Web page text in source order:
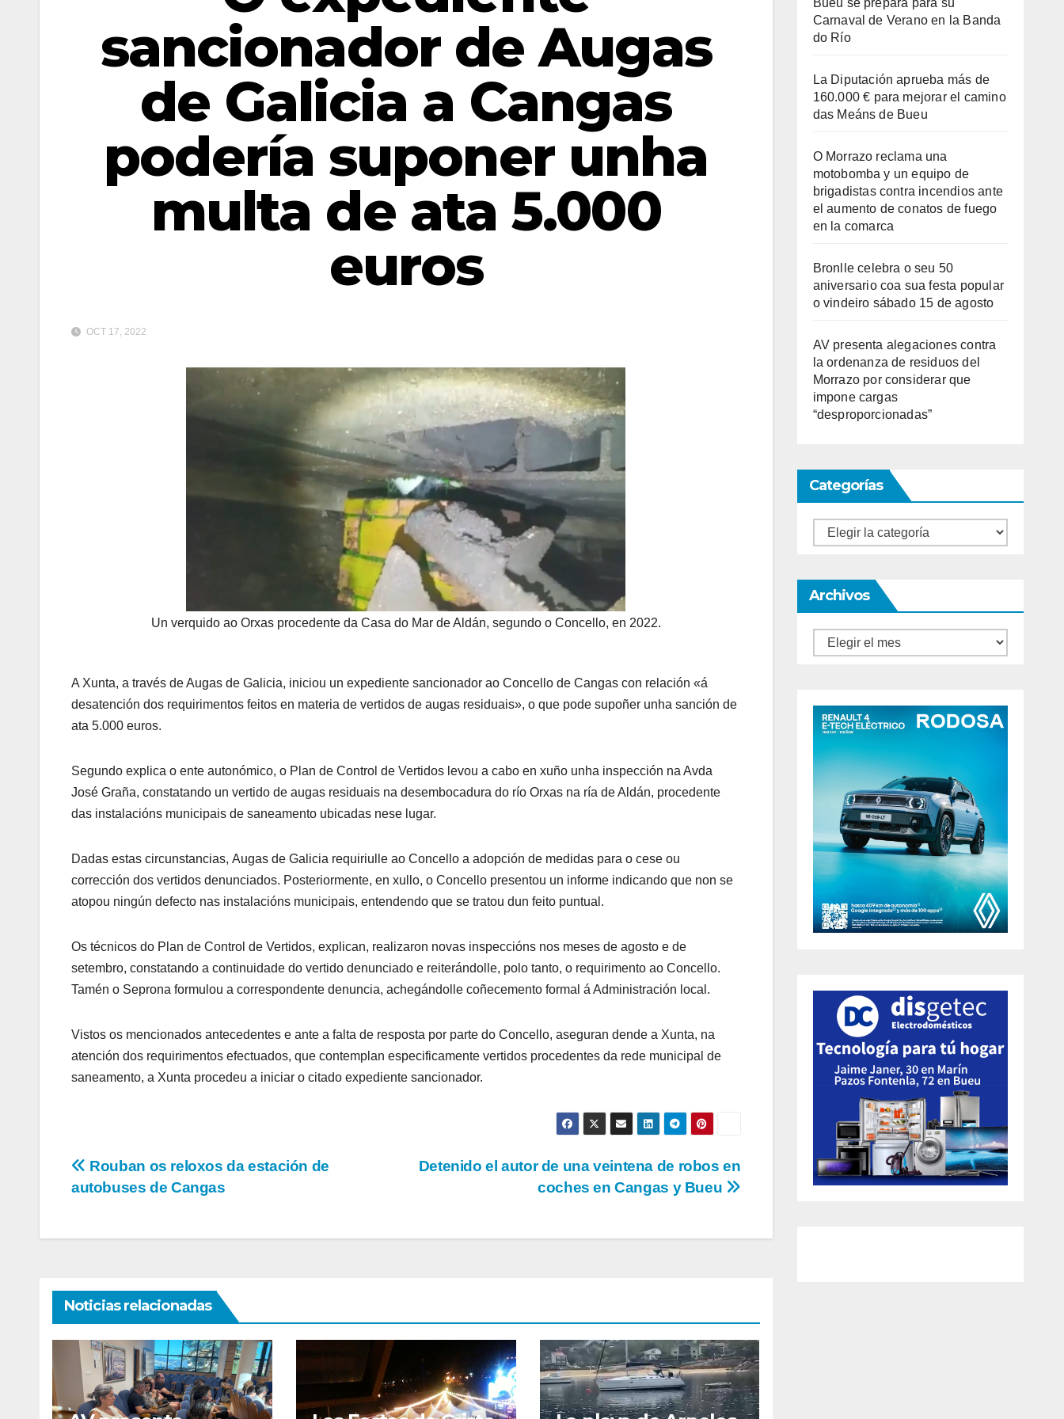
sancionador de Augas
de Galicia a Cangas
podería suponer unha
multa de ata 5.000
euros
OCT 17, 2022
Un verquido ao Orxas procedente da Casa do Mar de Aldán, segundo o Concello, en 2022.
A Xunta, a través de Augas de Galicia, iniciou un expediente sancionador ao Concello de Cangas con relación «á
desatención dos requirimentos feitos en materia de vertidos de augas residuais», o que pode supoñer unha sanción de
ata 5.000 euros.
Segundo explica o ente autonómico, o Plan de Control de Vertidos levou a cabo en xuño unha inspección na Avda
José Graña, constatando un vertido de augas residuais na desembocadura do río Orxas na ría de Aldán, procedente
das instalacións municipais de saneamento ubicadas nese lugar.
Dadas estas circunstancias, Augas de Galicia requiriulle ao Concello a adopción de medidas para o cese ou
corrección dos vertidos denunciados. Posteriormente, en xullo, o Concello presentou un informe indicando que non se
atopou ningún defecto nas instalacións municipais, entendendo que se tratou dun feito puntual.
Os técnicos do Plan de Control de Vertidos, explican, realizaron novas inspeccións nos meses de agosto e de
setembro, constatando a continuidade do vertido denunciado e reiterándolle, polo tanto, o requirimento ao Concello.
Tamén o Seprona formulou a correspondente denuncia, achegándolle coñecemento formal á Administración local.
Vistos os mencionados antecedentes e ante a falta de resposta por parte do Concello, aseguran dende a Xunta, na
atención dos requirimentos efectuados, que contemplan especificamente vertidos procedentes da rede municipal de
saneamento, a Xunta procedeu a iniciar o citado expediente sancionador.
Navegación
entradas
Detenido el autor de una veintena de robos en
coches en Cangas y Bueu
Rouban os reloxos da estación de
autobuses de Cangas
Noticias relacionadas
Carnaval de Verano en la Banda
do Río
La Diputación aprueba más de
160.000 € para mejorar el camino
das Meáns de Bueu
O Morrazo reclama una
motobomba y un equipo de
brigadistas contra incendios ante
el aumento de conatos de fuego
en la comarca
Bronlle celebra o seu 50
aniversario coa sua festa popular
o vindeiro sábado 15 de agosto
AV presenta alegaciones contra
la ordenanza de residuos del
Morrazo por considerar que
impone cargas
“desproporcionadas”
Categorías
Categorías
Archivos
Archivos